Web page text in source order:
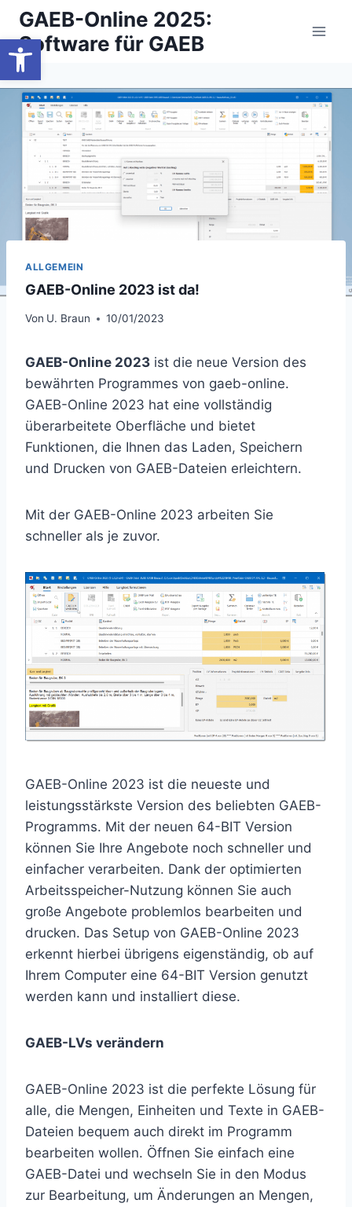
Werkzeugleiste öffnen
Zum
Inhalt
springen
GAEB-Online 2025:
Software für GAEB
ALLGEMEIN
GAEB-Online 2023 ist da!
Von U. Braun 10/01/2023
GAEB-Online 2023 ist die neue Version des
bewährten Programmes von gaeb-online.
GAEB-Online 2023 hat eine vollständig
überarbeitete Oberfläche und bietet
Funktionen, die Ihnen das Laden, Speichern
und Drucken von GAEB-Dateien erleichtern.
Mit der GAEB-Online 2023 arbeiten Sie
schneller als je zuvor.
GAEB-Online 2023 ist die neueste und
leistungsstärkste Version des beliebten GAEB-
Programms. Mit der neuen 64-BIT Version
können Sie Ihre Angebote noch schneller und
einfacher verarbeiten. Dank der optimierten
Arbeitsspeicher-Nutzung können Sie auch
große Angebote problemlos bearbeiten und
drucken. Das Setup von GAEB-Online 2023
erkennt hierbei übrigens eigenständig, ob auf
Ihrem Computer eine 64-BIT Version genutzt
werden kann und installiert diese.
GAEB-LVs verändern
GAEB-Online 2023 ist die perfekte Lösung für
alle, die Mengen, Einheiten und Texte in GAEB-
Dateien bequem auch direkt im Programm
bearbeiten wollen. Öffnen Sie einfach eine
GAEB-Datei und wechseln Sie in den Modus
zur Bearbeitung, um Änderungen an Mengen,